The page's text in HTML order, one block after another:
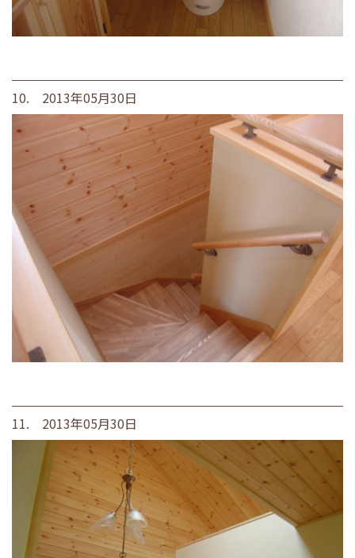
10. 2013年05月30日
11. 2013年05月30日